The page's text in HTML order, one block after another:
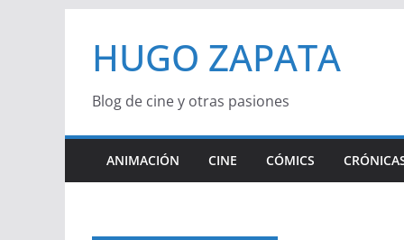
contenido
HUGO ZAPATA
Blog de cine y otras pasiones
ANIMACIÓN CINE CÓMICS